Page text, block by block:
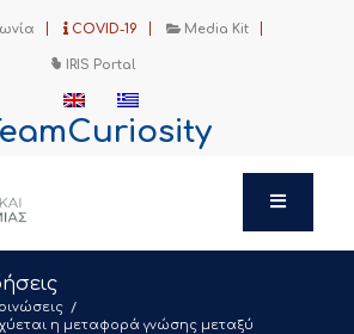
COVID-19 Media Kit
IRIS Portal
/
η μεταφορά γνώσης μεταξύ